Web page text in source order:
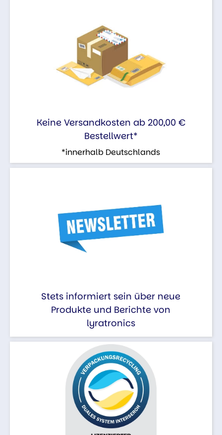
Keine Versandkosten ab 200,00 €
Bestellwert*
*innerhalb Deutschlands
Stets informiert sein über neue
Produkte und Berichte von
lyratronics